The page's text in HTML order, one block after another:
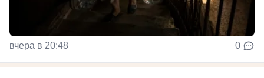
вчера в 20:48 0